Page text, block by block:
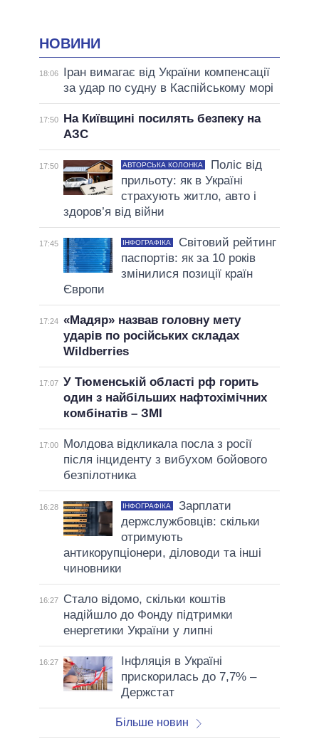
НОВИНИ
18:06
Іран вимагає від України компенсації
за удар по судну в Каспійському морі
17:50
На Київщині посилять безпеку на
АЗС
17:50 АВТОРСЬКА КОЛОНКА
Поліс від
прильоту: як в Україні
страхують житло, авто і
здоров’я від війни
17:45 ІНФОГРАФІКА
Світовий рейтинг
паспортів: як за 10 років
змінилися позиції країн
Європи
17:24 «Мадяр» назвав головну мету
ударів по російських складах
Wildberries
17:07 У Тюменській області рф горить
один з найбільших нафтохімічних
комбінатів – ЗМІ
17:00
Молдова відкликала посла з росії
після інциденту з вибухом бойового
безпілотника
16:28 ІНФОГРАФІКА
Зарплати
держслужбовців: скільки
отримують
антикорупціонери, діловоди та інші
чиновники
16:27
Стало відомо, скільки коштів
надійшло до Фонду підтримки
енергетики України у липні
16:27
Інфляція в Україні
прискорилась до 7,7% –
Держстат
Більше новин